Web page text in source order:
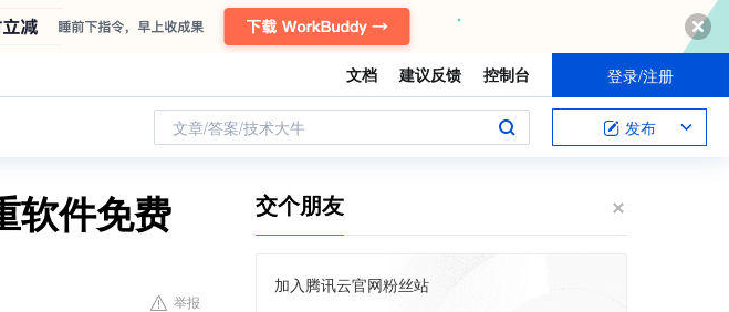
文档 建议反馈 控制台 登录/注册
文章/答案/技术大牛 发布
软件免费
举报
交个朋友
加入腾讯云官网粉丝站